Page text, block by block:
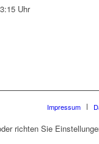
Uhr
Impressum
richten Sie